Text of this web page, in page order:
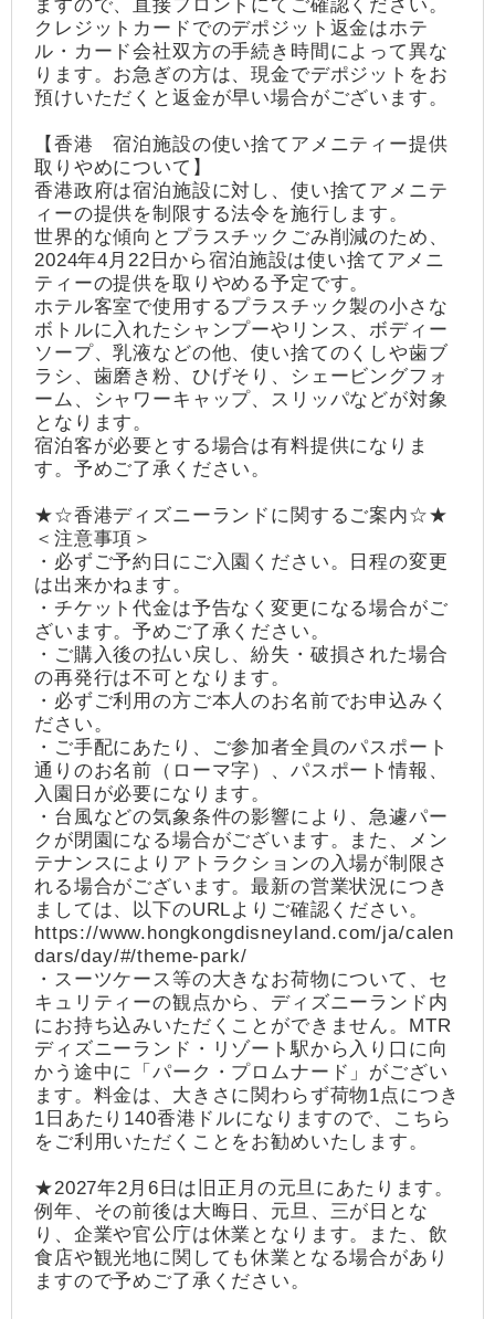
ますので、直接フロントにてご確認ください。
クレジットカードでのデポジット返金はホテ
ル・カード会社双方の手続き時間によって異な
ります。お急ぎの方は、現金でデポジットをお
預けいただくと返金が早い場合がございます。
【香港 宿泊施設の使い捨てアメニティー提供
取りやめについて】
香港政府は宿泊施設に対し、使い捨てアメニテ
ィーの提供を制限する法令を施行します。
世界的な傾向とプラスチックごみ削減のため、
2024年4月22日から宿泊施設は使い捨てアメニ
ティーの提供を取りやめる予定です。
ホテル客室で使用するプラスチック製の小さな
ボトルに入れたシャンプーやリンス、ボディー
ソープ、乳液などの他、使い捨てのくしや歯ブ
ラシ、歯磨き粉、ひげそり、シェービングフォ
ーム、シャワーキャップ、スリッパなどが対象
となります。
宿泊客が必要とする場合は有料提供になりま
す。予めご了承ください。
★☆香港ディズニーランドに関するご案内☆★
＜注意事項＞
・必ずご予約日にご入園ください。日程の変更
は出来かねます。
・チケット代金は予告なく変更になる場合がご
ざいます。予めご了承ください。
・ご購入後の払い戻し、紛失・破損された場合
の再発行は不可となります。
・必ずご利用の方ご本人のお名前でお申込みく
ださい。
・ご手配にあたり、ご参加者全員のパスポート
通りのお名前（ローマ字）、パスポート情報、
入園日が必要になります。
・台風などの気象条件の影響により、急遽パー
クが閉園になる場合がございます。また、メン
テナンスによりアトラクションの入場が制限さ
れる場合がございます。最新の営業状況につき
ましては、以下のURLよりご確認ください。
https://www.hongkongdisneyland.com/ja/calen
dars/day/#/theme-park/
・スーツケース等の大きなお荷物について、セ
キュリティーの観点から、ディズニーランド内
にお持ち込みいただくことができません。MTR
ディズニーランド・リゾート駅から入り口に向
かう途中に「パーク・プロムナード」がござい
ます。料金は、大きさに関わらず荷物1点につき
1日あたり140香港ドルになりますので、こちら
をご利用いただくことをお勧めいたします。
★2027年2月6日は旧正月の元旦にあたります。
例年、その前後は大晦日、元旦、三が日とな
り、企業や官公庁は休業となります。また、飲
食店や観光地に関しても休業となる場合があり
ますので予めご了承ください。